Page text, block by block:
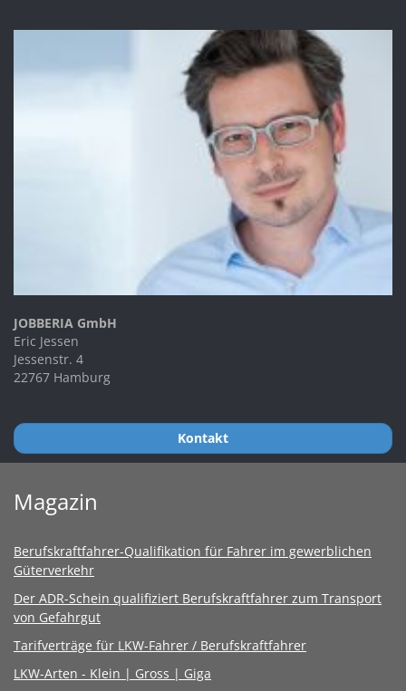
JOBBERIA GmbH
Eric Jessen
Jessenstr. 4
22767 Hamburg
Kontakt
Magazin
Berufskraftfahrer-Qualifikation für Fahrer im gewerblichen
Güterverkehr
Der ADR-Schein qualifiziert Berufskraftfahrer zum Transport
von Gefahrgut
Tarifverträge für LKW-Fahrer / Berufskraftfahrer
LKW-Arten - Klein | Gross | Giga